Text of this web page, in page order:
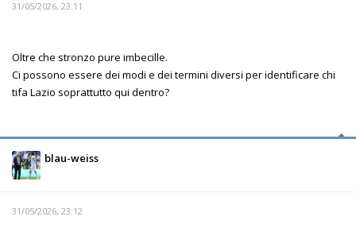
31/05/2026, 23:11
Oltre che stronzo pure imbecille.
Ci possono essere dei modi e dei termini diversi per identificare chi
tifa Lazio soprattutto qui dentro?
blau-weiss
31/05/2026, 23:12